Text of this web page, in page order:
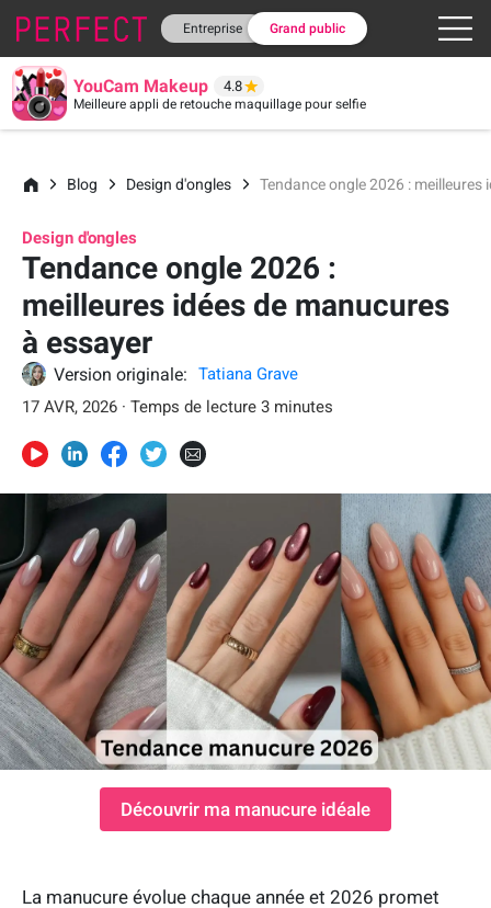
Entreprise Grand public
YouCam Makeup 4.8
Meilleure appli de retouche maquillage pour selfie
Blog Design d'ongles Tendance ongle 2026 : meilleures
Design d'ongles
Tendance ongle 2026 :
meilleures idées de manucures
à essayer
Version originale:
Tatiana Grave
17 AVR, 2026 · Temps de lecture 3 minutes
Découvrir ma manucure idéale
La manucure évolue chaque année et 2026 promet